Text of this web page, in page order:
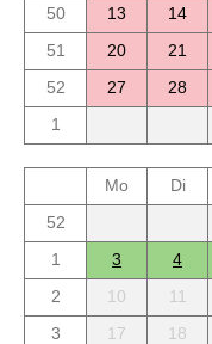
50
13 14
51
20 21
52
27 28
1
Mo
Di
52
1
3 4
2
10 11
3
17 18